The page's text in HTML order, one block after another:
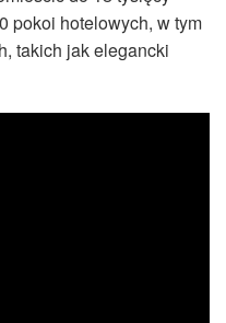
pokoi hotelowych, w tym
takich jak elegancki